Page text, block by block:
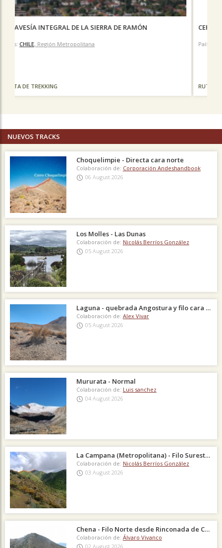
CERRO EL CARBÓN POR LA PIRÁMIDE
País:CHILE, Región Metropolitana
RUTA DE TREKKING
NUEVOS TRACKS
Choquelimpie - Directa cara norte
Colaboración de: Corporación Andeshandbook
06 August 2026
Los Molles - Las Dunas
Colaboración de: Nicolás Berríos González
05 August 2026
Laguna - quebrada Angostura y filo cara Suroeste
Colaboración de: Alex Vivar
05 August 2026
Mururata - Normal
Colaboración de: Luis sanchez
04 August 2026
La Campana (Metropolitana) - Filo Sureste desde Cuesta Zapata
Colaboración de: Nicolás Berríos González
03 August 2026
Chena - Filo Norte desde Rinconada de Chena
Colaboración de: Álvaro Vivanco
02 August 2026